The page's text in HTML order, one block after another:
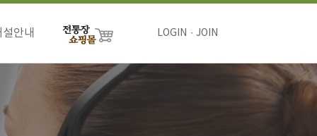
안내
차
용
LOGIN JOIN